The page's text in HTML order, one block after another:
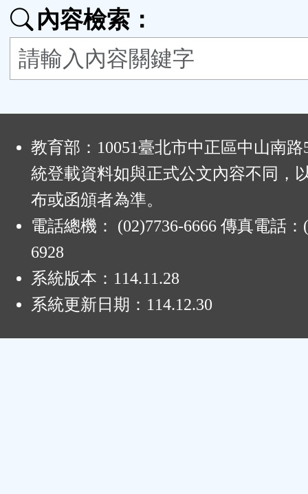
按
鈕
內容檢索：
教育部：10051臺北市中正區中山南
統登載資料如與正式公文內容不同，
布或函頒者為準。
電話總機： (02)7736-6666 傳真電話：
6928
系統版本： 114.11.28
系統更新日期： 114.12.30